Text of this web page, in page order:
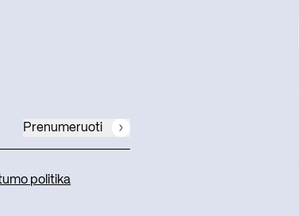
Prenumeruoti
politika